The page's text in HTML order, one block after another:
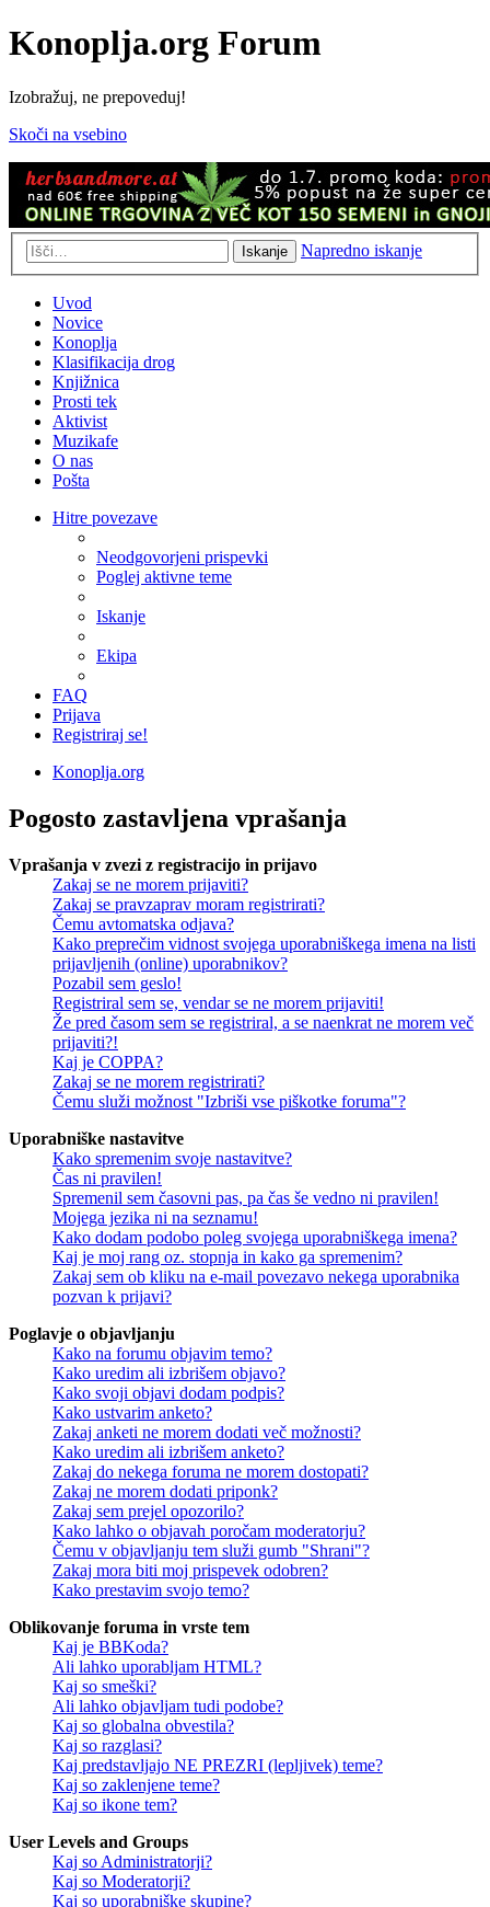
Konoplja.org Forum
Izobražuj, ne prepoveduj!
Skoči na vsebino
Iskanje Napredno iskanje
Uvod
Novice
Konoplja
Klasifikacija drog
Knjižnica
Prosti tek
Aktivist
Muzikafe
O nas
Pošta
Hitre povezave
Neodgovorjeni prispevki
Poglej aktivne teme
Iskanje
Ekipa
FAQ
Prijava
Registriraj se!
Konoplja.org
Pogosto zastavljena vprašanja
Vprašanja v zvezi z registracijo in prijavo
Zakaj se ne morem prijaviti?
Zakaj se pravzaprav moram registrirati?
Čemu avtomatska odjava?
Kako preprečim vidnost svojega uporabniškega imena na listi
prijavljenih (online) uporabnikov?
Pozabil sem geslo!
Registriral sem se, vendar se ne morem prijaviti!
Že pred časom sem se registriral, a se naenkrat ne morem več
prijaviti?!
Kaj je COPPA?
Zakaj se ne morem registrirati?
Čemu služi možnost "Izbriši vse piškotke foruma"?
Uporabniške nastavitve
Kako spremenim svoje nastavitve?
Čas ni pravilen!
Spremenil sem časovni pas, pa čas še vedno ni pravilen!
Mojega jezika ni na seznamu!
Kako dodam podobo poleg svojega uporabniškega imena?
Kaj je moj rang oz. stopnja in kako ga spremenim?
Zakaj sem ob kliku na e-mail povezavo nekega uporabnika
pozvan k prijavi?
Poglavje o objavljanju
Kako na forumu objavim temo?
Kako uredim ali izbrišem objavo?
Kako svoji objavi dodam podpis?
Kako ustvarim anketo?
Zakaj anketi ne morem dodati več možnosti?
Kako uredim ali izbrišem anketo?
Zakaj do nekega foruma ne morem dostopati?
Zakaj ne morem dodati priponk?
Zakaj sem prejel opozorilo?
Kako lahko o objavah poročam moderatorju?
Čemu v objavljanju tem služi gumb "Shrani"?
Zakaj mora biti moj prispevek odobren?
Kako prestavim svojo temo?
Oblikovanje foruma in vrste tem
Kaj je BBKoda?
Ali lahko uporabljam HTML?
Kaj so smeški?
Ali lahko objavljam tudi podobe?
Kaj so globalna obvestila?
Kaj so razglasi?
Kaj predstavljajo NE PREZRI (lepljivek) teme?
Kaj so zaklenjene teme?
Kaj so ikone tem?
User Levels and Groups
Kaj so Administratorji?
Kaj so Moderatorji?
Kaj so uporabniške skupine?